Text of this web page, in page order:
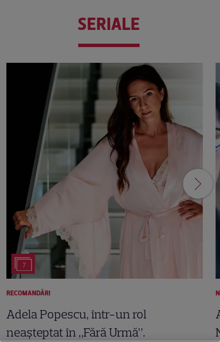
SERIALE
7
RECOMANDĂRI
Adela Popescu, într-un rol
neașteptat în „Fără Urmă”.